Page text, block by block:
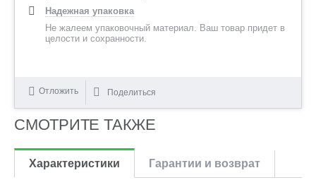
Надежная упаковка
Не жалеем упаковочный материал. Ваш товар придет в
целости и сохранности.
Отложить Поделиться
СМОТРИТЕ ТАКЖЕ
Характеристики Гарантии и возврат